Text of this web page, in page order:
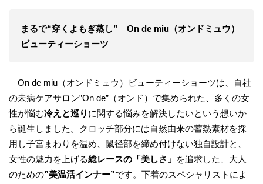
まるで“穿くよもぎ蒸し” On de miu（オンドミュウ）
ビューティーショーツ
On de miu（オンドミュウ）ビューティーショーツは、自社
の未病ケアサロン”On de”（オンド）で集められた、多くの女
性が悩む冷えと巡り に関する悩みを解決したいという想いか
ら誕生しました。クロッチ部分には自然由来の蓄熱素材を採
用し子宮まわりを温め、鼠径部を締め付けない独自設計と、
女性の魅力を上げる総レースの「美しさ」 を追求した、大人
のための”美温活インナー”です。下着のスペシャリストによ